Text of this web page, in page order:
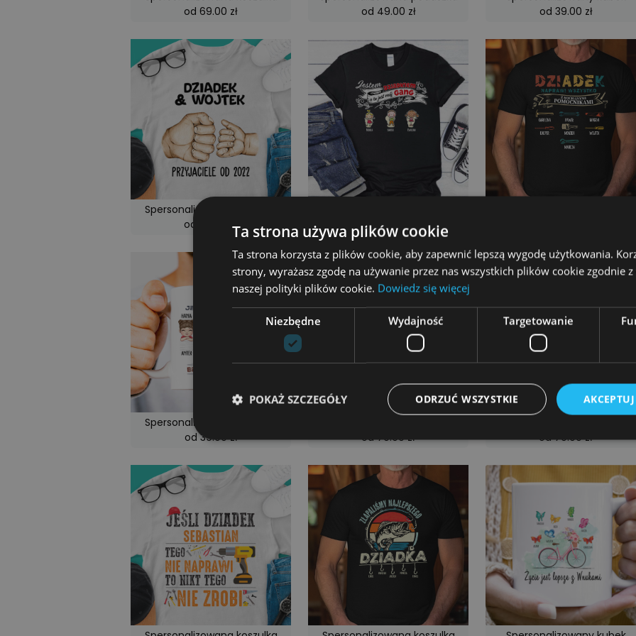
od 69.00 zł
od 49.00 zł
od 39.00 zł
Spersonalizowana koszulka
od 79.00 zł
od 69.00 zł
Spersonalizowana koszulka
od 39.00 zł
od 79.00 zł
od 79.00 zł
Ta strona używa plików cookie
Ta strona korzysta z plików cookie, aby zapewnić lepszą wygodę użytkowania.
strony, wyrażasz zgodę na używanie przez nas wszystkich plików cookie zgodnie
naszej polityki plików cookie. Dowiedz się więcej
Niezbędne Wydajność Targetowanie
ODRZUĆ WSZYSTKIE
POKAŻ SZCZEGÓŁY
Niezbędne Wydajność Targetowanie Funkcjonalność
Niezbędne pliki cookie umożliwiają korzystanie z podstawowych funkcji strony internetowej, takich jak
zarządzanie kontem. Bez niezbędnych plików cookie nie można prawidłowo korzystać ze strony internetowej.
Provider/
Domena
Okres
przechowywania
csrftoken emmano.pl 12 miesięcy 4 dni
Ten plik cookie jest powiązany z platformą
Django dla języka Python. Ma na celu pomóc
przed określonym typem ataku
internetowe.
sessionid
emmano.pl 14 dni
Jest to bardzo ogólna nazwa pliku cookie,
przeznaczenie w różnych witrynach, ale
anonimowy identyfikator sesji.